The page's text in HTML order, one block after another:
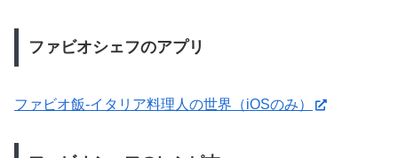
ファビオシェフのアプリ
ファビオ飯-イタリア料理人の世界（iOSのみ）